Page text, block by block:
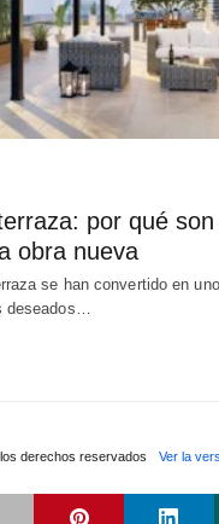
por qué
obra nueva
se han convertido en
deseados…
derechos reservados Ver la